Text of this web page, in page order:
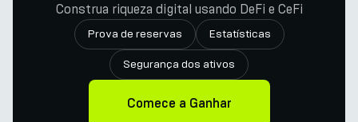
Construa riqueza digital usando DeFi e CeFi
Prova de reservas Estatísticas
Segurança dos ativos
Comece a Ganhar